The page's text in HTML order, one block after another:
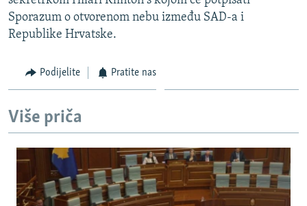
Sporazum o otvorenom nebu između SAD-a i
Republike Hrvatske.
Podijelite Pratite nas
Više priča